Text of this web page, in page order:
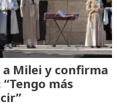
Milei y confirma
más